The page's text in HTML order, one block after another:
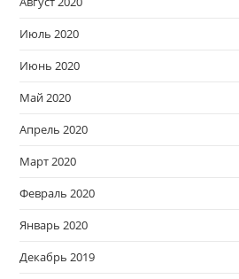
Июль 2020
Июнь 2020
Май 2020
Апрель 2020
Март 2020
Февраль 2020
Январь 2020
Декабрь 2019